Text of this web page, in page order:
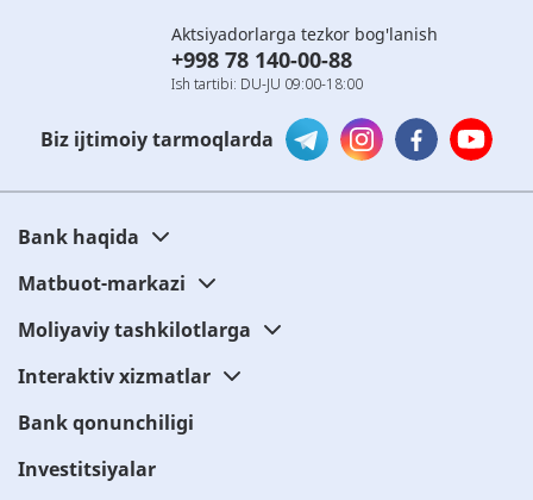
Aktsiyadorlarga tezkor bog'lanish
+998 78 140-00-88
Ish tartibi: DU-JU 09:00-18:00
Biz ijtimoiy tarmoqlarda
Bank haqida
Matbuot-markazi
Moliyaviy tashkilotlarga
Interaktiv xizmatlar
Bank qonunchiligi
Investitsiyalar